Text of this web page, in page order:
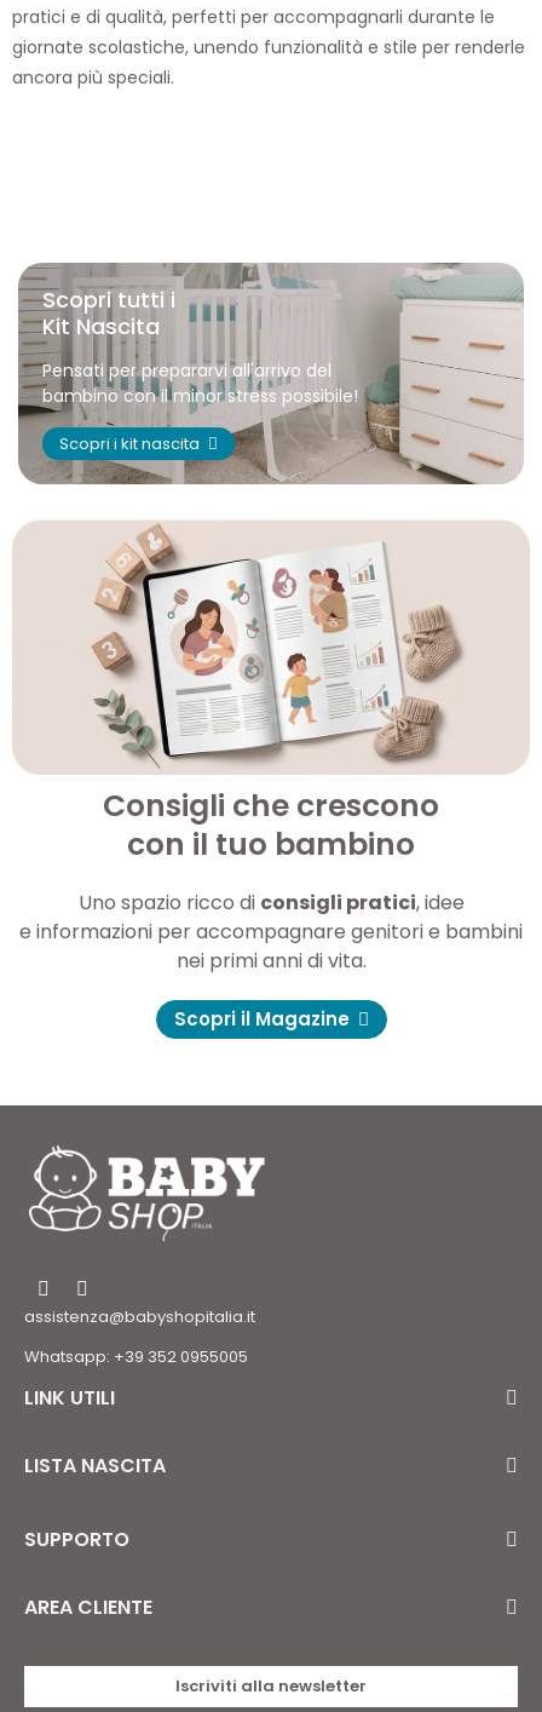
pratici e di qualità, perfetti per accompagnarli durante le
giornate scolastiche, unendo funzionalità e stile per renderle
ancora più speciali.
Scopri tutti i
Kit Nascita
Pensati per prepararvi all'arrivo del
bambino con il minor stress possibile!
Scopri i kit nascita
Consigli che crescono
con il tuo bambino
Uno spazio ricco di consigli pratici, idee
e informazioni per accompagnare genitori e bambini
nei primi anni di vita.
Scopri il Magazine
assistenza@babyshopitalia.it
Whatsapp: +39 352 0955005
LINK UTILI
LISTA NASCITA
SUPPORTO
AREA CLIENTE
Iscriviti alla newsletter